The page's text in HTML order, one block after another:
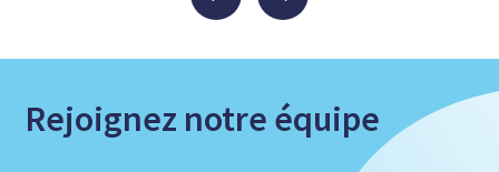
Rejoignez notre équipe